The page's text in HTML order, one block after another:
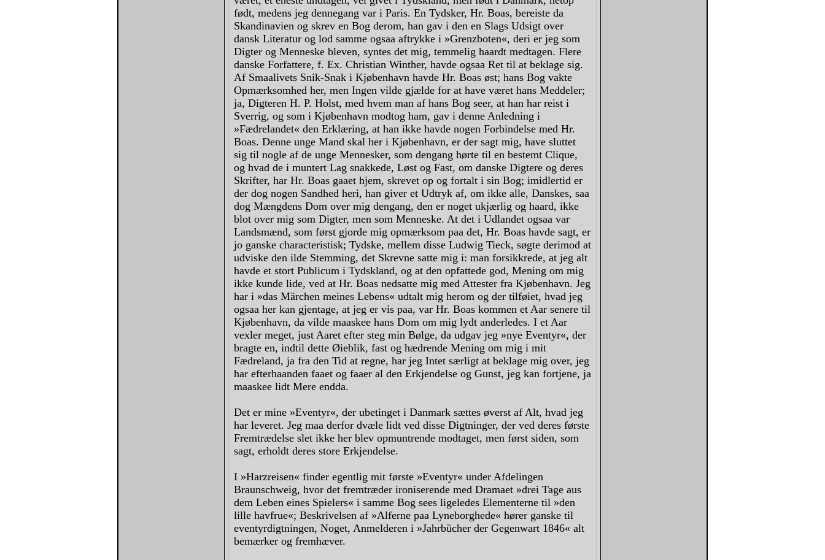
født, medens jeg dennegang var i Paris. En Tydsker, Hr. Boas, bereiste da
Skandinavien og skrev en Bog derom, han gav i den en Slags Udsigt over
dansk Literatur og lod samme ogsaa aftrykke i »Grenzboten«, deri er jeg som
Digter og Menneske bleven, syntes det mig, temmelig haardt medtagen. Flere
danske Forfattere, f. Ex. Christian Winther, havde ogsaa Ret til at beklage sig.
Af Smaalivets Snik-Snak i Kjøbenhavn havde Hr. Boas øst; hans Bog vakte
Opmærksomhed her, men Ingen vilde gjælde for at have været hans Meddeler;
ja, Digteren H. P. Holst, med hvem man af hans Bog seer, at han har reist i
Sverrig, og som i Kjøbenhavn modtog ham, gav i denne Anledning i
»Fædrelandet« den Erklæring, at han ikke havde nogen Forbindelse med Hr.
Boas. Denne unge Mand skal her i Kjøbenhavn, er der sagt mig, have sluttet
sig til nogle af de unge Mennesker, som dengang hørte til en bestemt Clique,
og hvad de i muntert Lag snakkede, Løst og Fast, om danske Digtere og deres
Skrifter, har Hr. Boas gaaet hjem, skrevet op og fortalt i sin Bog; imidlertid er
der dog nogen Sandhed heri, han giver et Udtryk af, om ikke alle, Danskes, saa
dog Mængdens Dom over mig dengang, den er noget ukjærlig og haard, ikke
blot over mig som Digter, men som Menneske. At det i Udlandet ogsaa var
Landsmænd, som først gjorde mig opmærksom paa det, Hr. Boas havde sagt, er
jo ganske characteristisk; Tydske, mellem disse Ludwig Tieck, søgte derimod at
udviske den ilde Stemming, det Skrevne satte mig i: man forsikkrede, at jeg alt
havde et stort Publicum i Tydskland, og at den opfattede god, Mening om mig
ikke kunde lide, ved at Hr. Boas nedsatte mig med Attester fra Kjøbenhavn. Jeg
har i »das Märchen meines Lebens« udtalt mig herom og der tilføiet, hvad jeg
ogsaa her kan gjentage, at jeg er vis paa, var Hr. Boas kommen et Aar senere til
Kjøbenhavn, da vilde maaskee hans Dom om mig lydt anderledes. I et Aar
vexler meget, just Aaret efter steg min Bølge, da udgav jeg »nye Eventyr«, der
bragte en, indtil dette Øieblik, fast og hædrende Mening om mig i mit
Fædreland, ja fra den Tid at regne, har jeg Intet særligt at beklage mig over, jeg
har efterhaanden faaet og faaer al den Erkjendelse og Gunst, jeg kan fortjene, ja
maaskee lidt Mere endda.
Det er mine »Eventyr«, der ubetinget i Danmark sættes øverst af Alt, hvad jeg
har leveret. Jeg maa derfor dvæle lidt ved disse Digtninger, der ved deres første
Fremtrædelse slet ikke her blev opmuntrende modtaget, men først siden, som
sagt, erholdt deres store Erkjendelse.
I »Harzreisen« finder egentlig mit første »Eventyr« under Afdelingen
Braunschweig, hvor det fremtræder ironiserende med Dramaet »drei Tage aus
dem Leben eines Spielers« i samme Bog sees ligeledes Elementerne til »den
lille havfrue«; Beskrivelsen af »Alferne paa Lyneborghede« hører ganske til
eventyrdigtningen, Noget, Anmelderen i »Jahrbücher der Gegenwart 1846« alt
bemærker og fremhæver.